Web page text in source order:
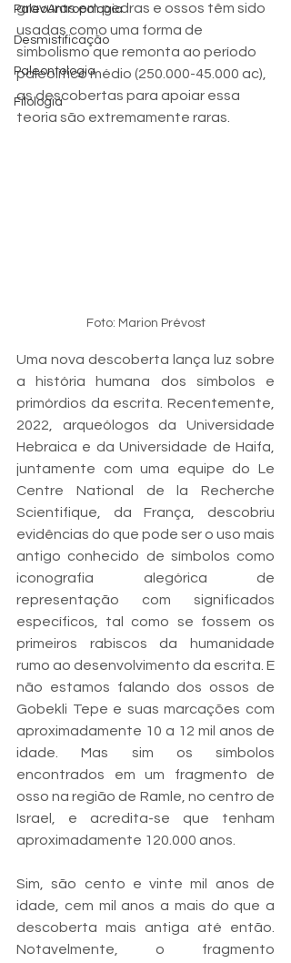
PaleoAntropologia
Desmistificação
Paleontologia
Filologia
gravuras em pedras e ossos têm sido
usadas como uma forma de
simbolismo que remonta ao período
paleolítico médio (250.000-45.000 ac),
as descobertas para apoiar essa
teoria são extremamente raras.
Foto: Marion Prévost
Uma nova descoberta lança luz sobre
a história humana dos símbolos e
primórdios da escrita. Recentemente,
2022, arqueólogos da Universidade
Hebraica e da Universidade de Haifa,
juntamente com uma equipe do Le
Centre National de la Recherche
Scientifique, da França, descobriu
evidências do que pode ser o uso mais
antigo conhecido de símbolos como
iconografia alegórica de
representação com significados
específicos, tal como se fossem os
primeiros rabiscos da humanidade
rumo ao desenvolvimento da escrita. E
não estamos falando dos ossos de
Gobekli Tepe e suas marcações com
aproximadamente 10 a 12 mil anos de
idade. Mas sim os símbolos
encontrados em um fragmento de
osso na região de Ramle, no centro de
Israel, e acredita-se que tenham
aproximadamente 120.000 anos.
Sim, são cento e vinte mil anos de
idade, cem mil anos a mais do que a
descoberta mais antiga até então.
Notavelmente, o fragmento